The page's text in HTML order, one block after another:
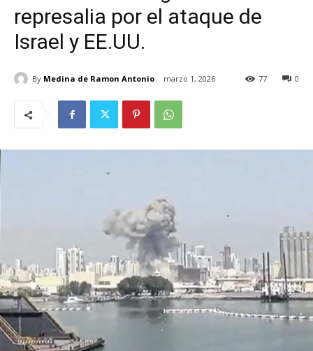
represalia por el ataque de
Israel y EE.UU.
By Medina de Ramon Antonio marzo 1, 2026 0
77